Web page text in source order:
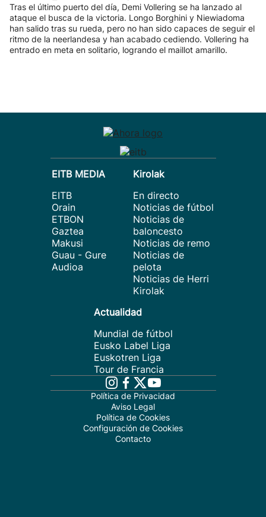
Tras el último puerto del día, Demi Vollering se ha lanzado al
ataque el busca de la victoria. Longo Borghini y Niewiadoma
han salido tras su rueda, pero no han sido capaces de seguir el
ritmo de la neerlandesa y han acabado cediendo. Vollering ha
entrado en meta en solitario, logrando el maillot amarillo.
EITB MEDIA
EITB
Orain
ETBON
Gaztea
Makusi
Guau - Gure
Audioa
Kirolak
En directo
Noticias de fútbol
Noticias de
baloncesto
Noticias de remo
Noticias de
pelota
Noticias de Herri
Kirolak
Actualidad
Mundial de fútbol
Eusko Label Liga
Euskotren Liga
Tour de Francia
Política de Privacidad
Aviso Legal
Política de Cookies
Configuración de Cookies
Contacto